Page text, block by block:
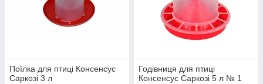
Поїлка для птиці Консенсус
Саркозі 3 л
Годівниця для птиці
Консенсус Саркозі 5 л № 1